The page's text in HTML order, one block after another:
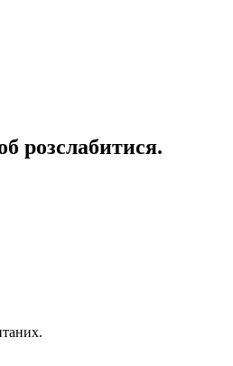
розслабитися.